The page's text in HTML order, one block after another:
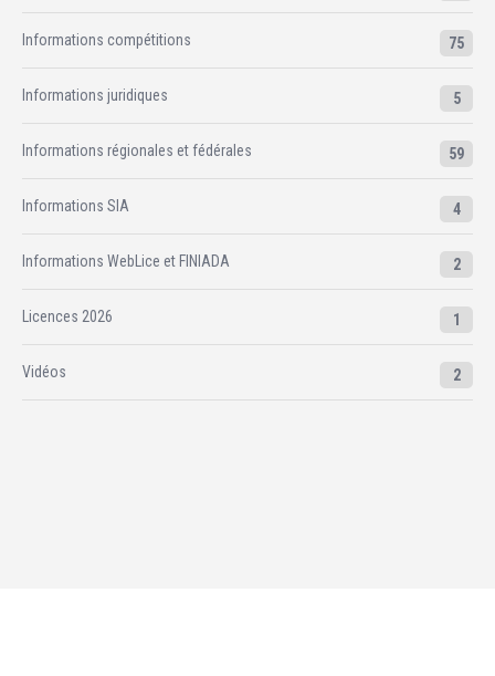
Informations compétitions 75
Informations juridiques 5
Informations régionales et fédérales 59
Informations SIA 4
Informations WebLice et FINIADA 2
Licences 2026 1
Vidéos 2